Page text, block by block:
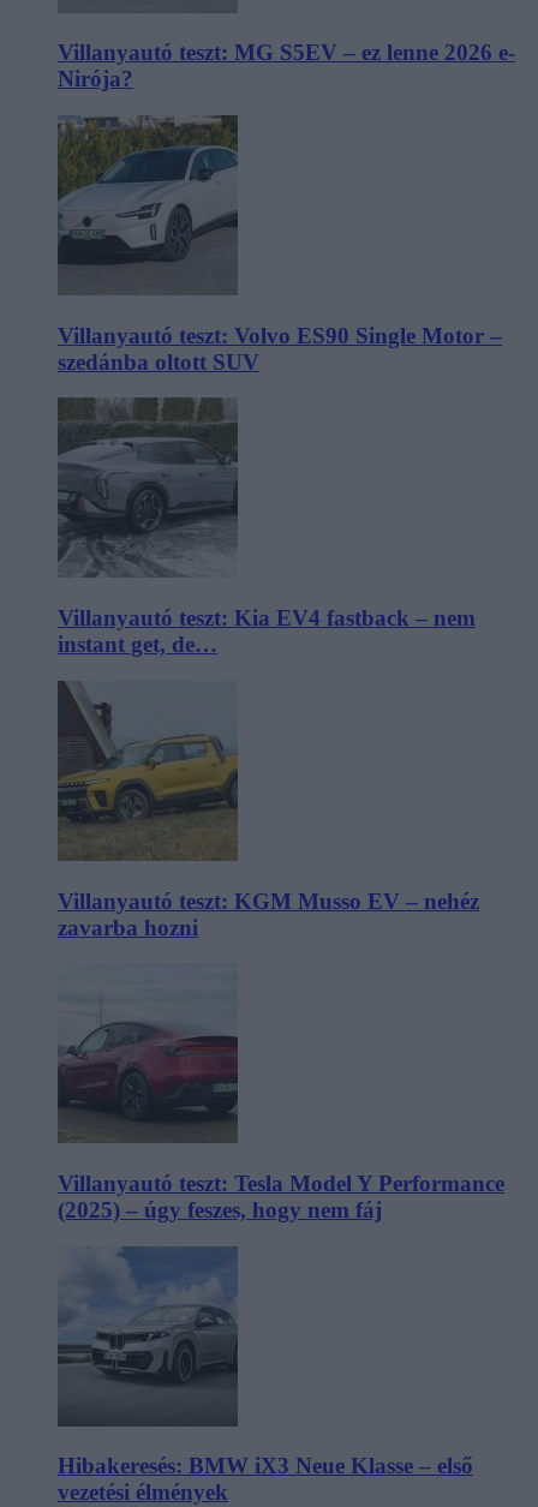
Villanyautó teszt: MG S5EV – ez lenne 2026 e-
Nirója?
Villanyautó teszt: Volvo ES90 Single Motor –
szedánba oltott SUV
Villanyautó teszt: Kia EV4 fastback – nem
instant get, de…
Villanyautó teszt: KGM Musso EV – nehéz
zavarba hozni
Villanyautó teszt: Tesla Model Y Performance
(2025) – úgy feszes, hogy nem fáj
Hibakeresés: BMW iX3 Neue Klasse – első
vezetési élmények